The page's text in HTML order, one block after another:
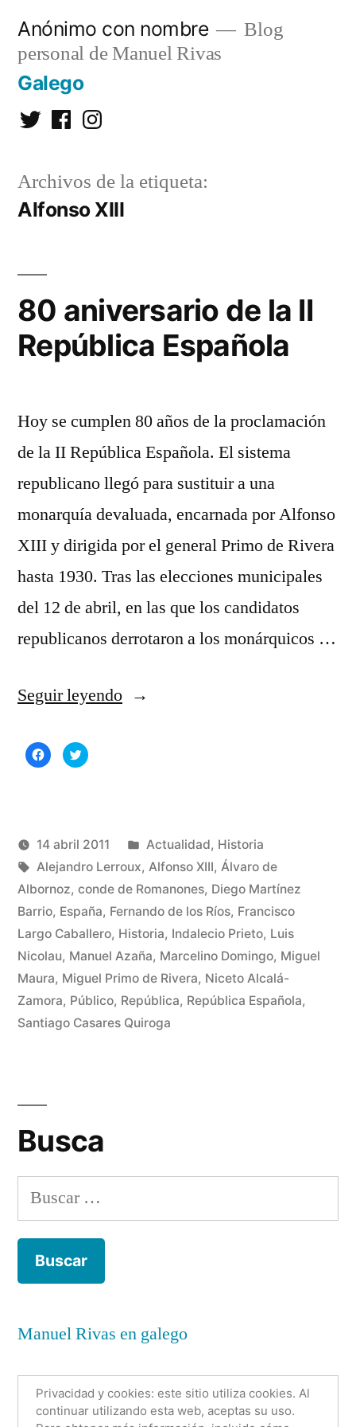
contenido
Anónimo con nombre
Blog
personal de Manuel Rivas
Galego
TwitterFacebookInstagram
Archivos de la etiqueta:
Alfonso XIII
80 aniversario de la II
República Española
Hoy se cumplen 80 años de la proclamación
de la II República Española. El sistema
republicano llegó para sustituir a una
monarquía devaluada, encarnada por Alfonso
XIII y dirigida por el general Primo de Rivera
hasta 1930. Tras las elecciones municipales
del 12 de abril, en las que los candidatos
republicanos derrotaron a los monárquicos …
Seguir leyendo«80
República
Española»
Haz
clic
una
ventana
Haz
clic
una
ventana
Publicado
por
Manuel
Rivas
Álvarez
14 abril 2011
Publicado
en
Actualidad, Historia
Etiquetas:
Alejandro Lerroux, Alfonso XIII, Álvaro de
Albornoz, conde de Romanones, Diego Martínez
Barrio, España, Fernando de los Ríos, Francisco
Largo Caballero, Historia, Indalecio Prieto, Luis
Nicolau, Manuel Azaña, Marcelino Domingo, Miguel
Maura, Miguel Primo de Rivera, Niceto Alcalá-
Zamora, Público, República, República Española,
Santiago Casares Quiroga
Busca
Buscar:
Manuel Rivas en galego
Privacidad y cookies: este sitio utiliza cookies. Al
continuar utilizando esta web, aceptas su uso.